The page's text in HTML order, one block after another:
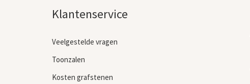
Klantenservice
Veelgestelde vragen
Toonzalen
Kosten grafstenen